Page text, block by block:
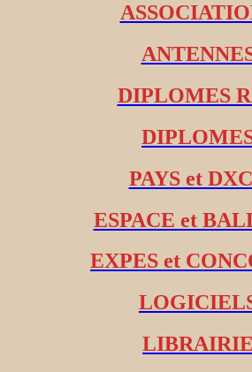
DIPLOMES
PAYS et
ESPACE et
EXPES et
LIBRAIRIE